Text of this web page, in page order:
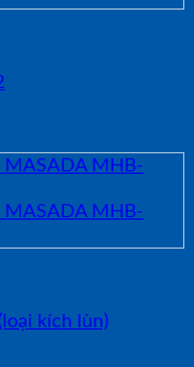
kích lùn)